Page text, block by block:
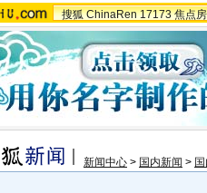
搜狐 ChinaRen 17173 焦点
新闻中心 > 国内新闻 >